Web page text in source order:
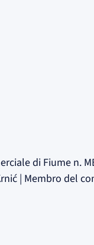
di Fiume n.
| Membro del